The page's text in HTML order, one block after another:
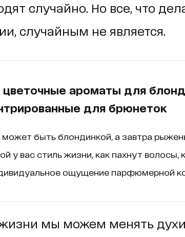
случайно. Но все, что
случайным не является.
ароматы для
для брюнеток
быть блондинкой, а завтра
у вас стиль жизни, как пахнут волосы,
ощущение парфюмерной
мы можем менять